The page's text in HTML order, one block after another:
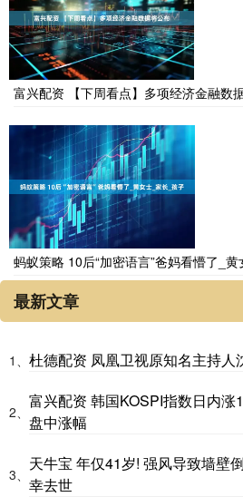
富兴配资 【下周看点】多项经济金融数
蚂蚁策略 10后“加密语言”爸妈看懵了_
最新文章
1、 杜德配资 凤凰卫视原知名主持人
2、
富兴配资 韩国KOSPI指数日内涨
盘中涨幅
3、
天牛宝 年仅41岁! 强风导致墙壁
幸去世